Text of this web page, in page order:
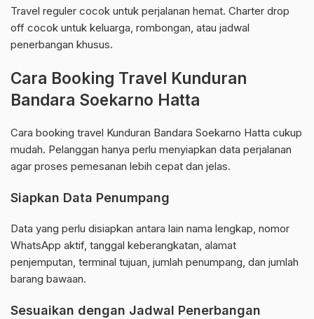
Travel reguler cocok untuk perjalanan hemat. Charter drop
off cocok untuk keluarga, rombongan, atau jadwal
penerbangan khusus.
Cara Booking Travel Kunduran
Bandara Soekarno Hatta
Cara booking travel Kunduran Bandara Soekarno Hatta cukup
mudah. Pelanggan hanya perlu menyiapkan data perjalanan
agar proses pemesanan lebih cepat dan jelas.
Siapkan Data Penumpang
Data yang perlu disiapkan antara lain nama lengkap, nomor
WhatsApp aktif, tanggal keberangkatan, alamat
penjemputan, terminal tujuan, jumlah penumpang, dan jumlah
barang bawaan.
Sesuaikan dengan Jadwal Penerbangan